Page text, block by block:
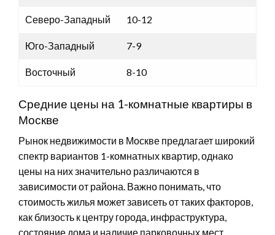
Северо-Западный 10-12
Юго-Западный 7-9
Восточный 8-10
Средние цены на 1-комнатные квартиры в
Москве
Рынок недвижимости в Москве предлагает широкий
спектр вариантов 1-комнатных квартир, однако
цены на них значительно различаются в
зависимости от района. Важно понимать, что
стоимость жилья может зависеть от таких факторов,
как близость к центру города, инфраструктура,
состояние дома и наличие парковочных мест.